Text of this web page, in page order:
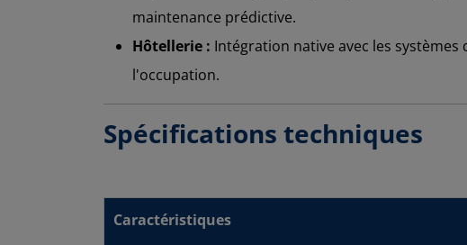
maintenance prédictive.
Hôtellerie : Intégration native avec les
l'occupation.
Spécifications techniques
Caractéristiques